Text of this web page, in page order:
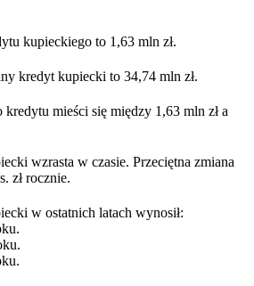
kupieckiego to 1,63 mln zł.
kredyt kupiecki to 34,74 mln zł.
kredytu mieści się między 1,63 mln zł a
wzrasta w czasie. Przeciętna zmiana
zł rocznie.
w ostatnich latach wynosił: